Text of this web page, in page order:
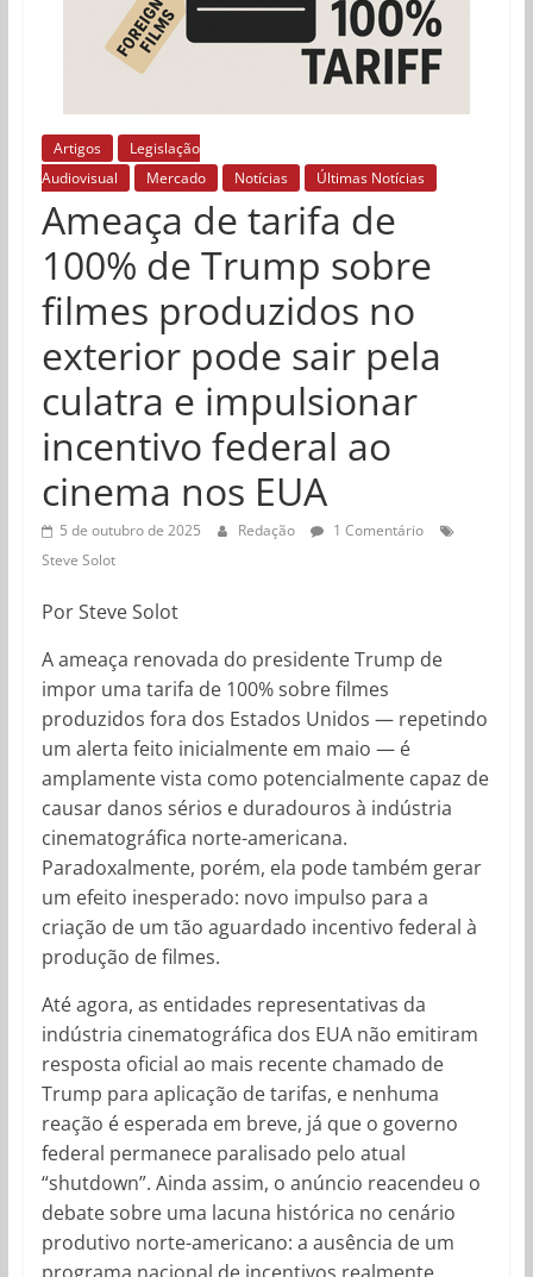
Artigos
Legislação
Audiovisual
Mercado Notícias Últimas Notícias
Ameaça de tarifa de
100% de Trump sobre
filmes produzidos no
exterior pode sair pela
culatra e impulsionar
incentivo federal ao
cinema nos EUA
5 de outubro de 2025 Redação
1 Comentário
Steve Solot
Por Steve Solot
A ameaça renovada do presidente Trump de
impor uma tarifa de 100% sobre filmes
produzidos fora dos Estados Unidos — repetindo
um alerta feito inicialmente em maio — é
amplamente vista como potencialmente capaz de
causar danos sérios e duradouros à indústria
cinematográfica norte-americana.
Paradoxalmente, porém, ela pode também gerar
um efeito inesperado: novo impulso para a
criação de um tão aguardado incentivo federal à
produção de filmes.
Até agora, as entidades representativas da
indústria cinematográfica dos EUA não emitiram
resposta oficial ao mais recente chamado de
Trump para aplicação de tarifas, e nenhuma
reação é esperada em breve, já que o governo
federal permanece paralisado pelo atual
“shutdown”. Ainda assim, o anúncio reacendeu o
debate sobre uma lacuna histórica no cenário
produtivo norte-americano: a ausência de um
programa nacional de incentivos realmente